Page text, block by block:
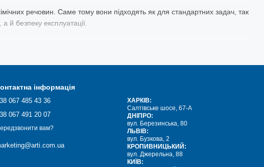
речовин. Саме тому вони підходять як для стандартних задач, так
й безпеку експлуатації.
навіть у відповідальних місцях техніки та служать довго
інформація
067 485 43 36
067 491 20 07
вам?
ХАРКІВ:
Салтівське шосе, 67-А
ДНІПРО:
вул. Березинська, 80
ЛЬВІВ:
вул. Бузкова, 2
КРОПИВНИЦЬКИЙ:
вул. Джерельна, 88
КИЇВ: